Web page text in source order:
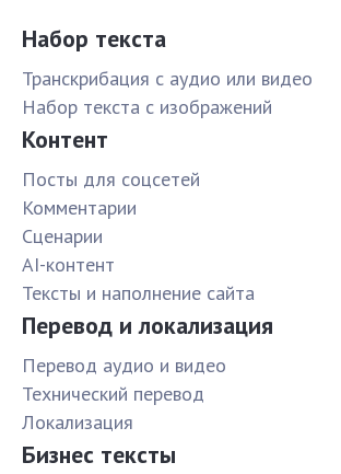
Набор текста
Транскрибация с аудио или видео
Набор текста с изображений
Контент
Посты для соцсетей
Комментарии
Сценарии
AI-контент
Тексты и наполнение сайта
Перевод и локализация
Перевод аудио и видео
Технический перевод
Локализация
Бизнес тексты